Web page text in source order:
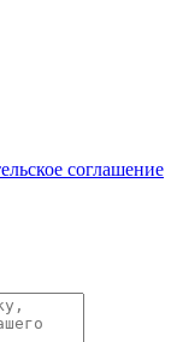
соглашение